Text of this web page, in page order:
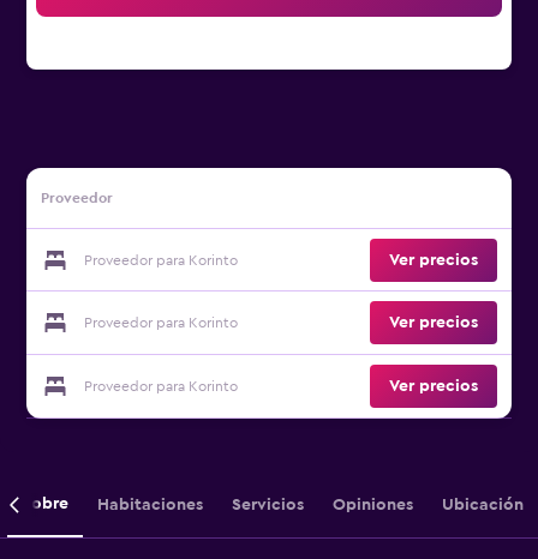
Proveedor
Proveedor para Korinto Ver precios
Proveedor para Korinto Ver precios
Proveedor para Korinto Ver precios
Sobre Habitaciones Servicios Opiniones Ubicación